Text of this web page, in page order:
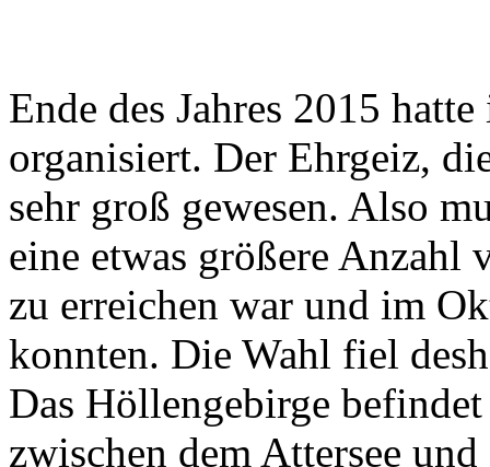
Ende des Jahres 2015
organisiert. Der Ehrgeiz,
sehr groß gewesen. Also
eine etwas größere Anzahl
zu erreichen war und im
konnten. Die Wahl fiel
Das Höllengebirge
zwischen dem Attersee